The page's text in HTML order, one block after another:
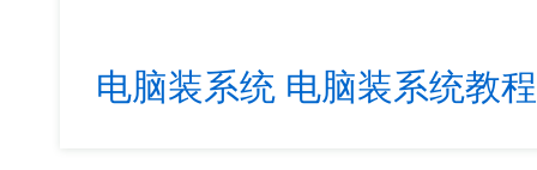
电脑装系统 电脑装系统教程